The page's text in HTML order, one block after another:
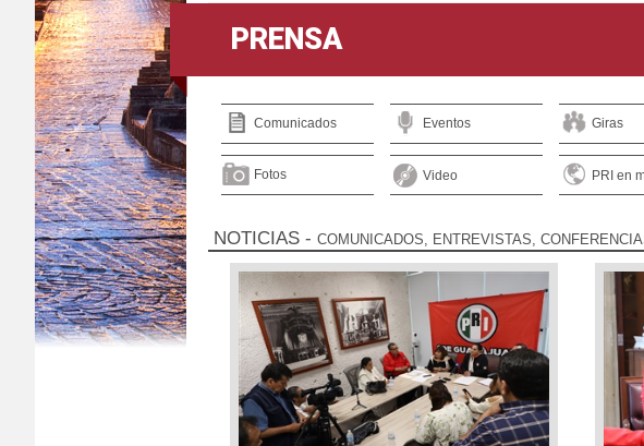
PRENSA
Comunicados Eventos Giras
Fotos Video PRI en
NOTICIAS - COMUNICADOS, ENTREVISTAS,